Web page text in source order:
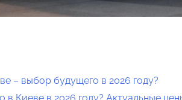
– выбор будущего в 2026 году?
в Киеве в 2026 году? Актуальные